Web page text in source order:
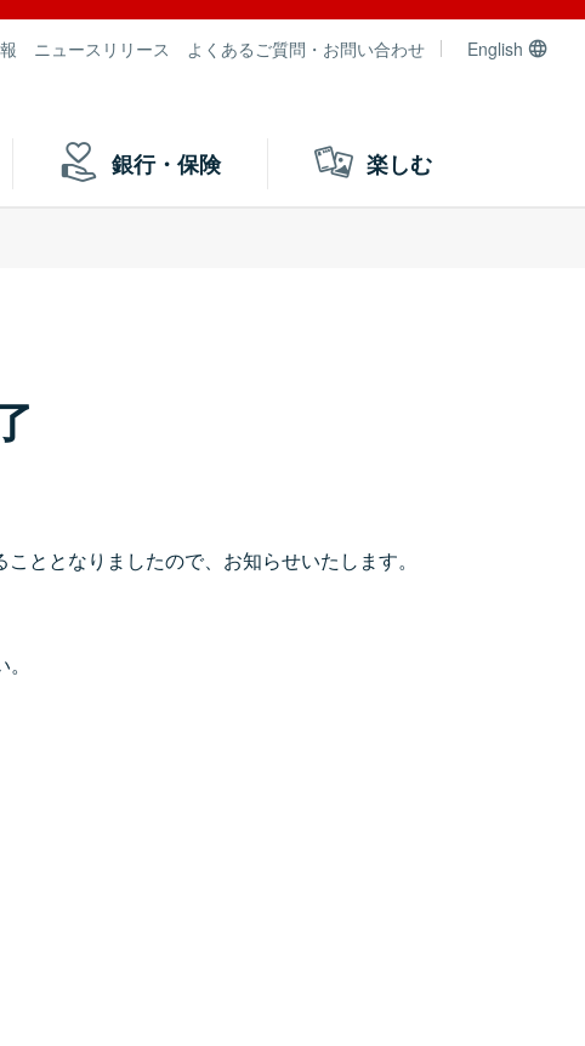
ニュースリリース よくあるご質問・お問い合わせ English
銀行・保険 楽しむ
ととなりましたので、お知らせいたします。